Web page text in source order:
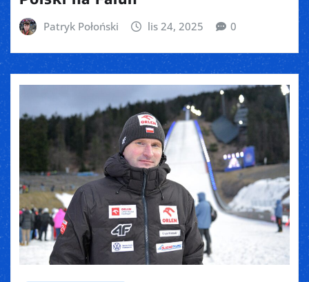
Patryk Połoński lis 24, 2025 0